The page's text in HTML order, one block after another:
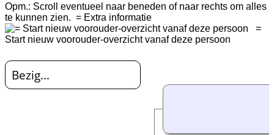
Opm.: Scroll eventueel naar beneden of naar rechts om alles
te kunnen zien. = Extra informatie
=
Start nieuw voorouder-overzicht vanaf deze persoon
Bezig...